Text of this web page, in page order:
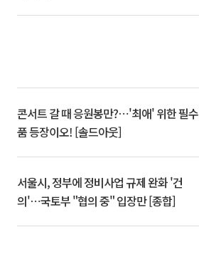
콘서트 갈 때 응원봉만?⋯'최애' 위한 필수
품 등장이오! [솔드아웃]
서울시, 정부에 정비사업 규제 완화 '건
의'⋯국토부 "협의 중" 입장만 [종합]